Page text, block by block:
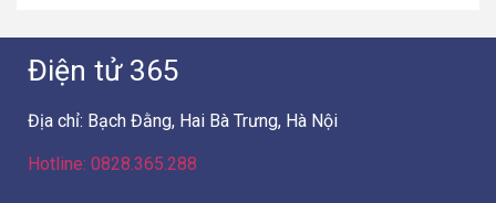
Điện tử 365
Địa chỉ: Bạch Đằng, Hai Bà Trưng, Hà Nội
Hotline: 0828.365.288